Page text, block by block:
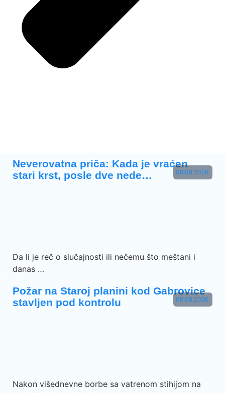
09.08.2026.
Neverovatna priča: Kada je vraćen
stari krst, posle dve nede…
Da li je reč o slučajnosti ili nečemu što meštani i
danas …
09.08.2026.
Požar na Staroj planini kod Gabrovice
stavljen pod kontrolu
Nakon višednevne borbe sa vatrenom stihijom na